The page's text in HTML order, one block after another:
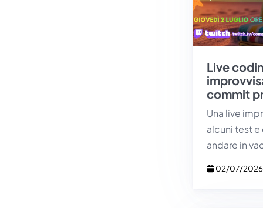
Live
commit
Una live
alcuni test
andare in
02/07/2026